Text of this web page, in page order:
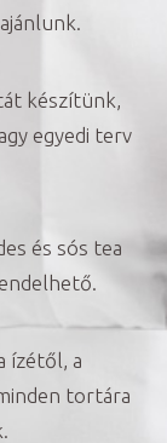
készítünk,
egyedi terv
és sós tea
ízétől, a
tortára